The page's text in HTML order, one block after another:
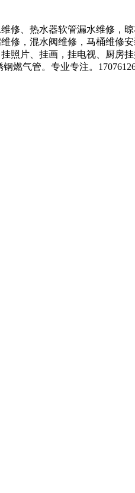
、热水器软管漏水维修，
修，混水阀维修，马桶维修
照片、挂画，挂电视、厨房
气管。专业专注。​